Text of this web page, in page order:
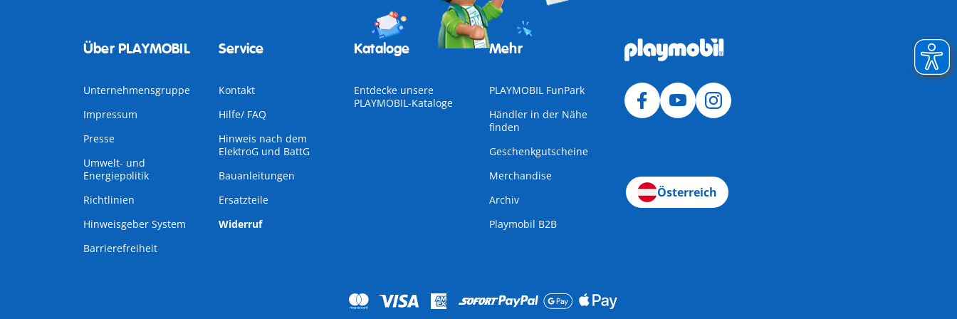
Über PLAYMOBIL
Unternehmensgruppe
Impressum
Presse
Umwelt- und
Energiepolitik
Richtlinien
Hinweisgeber System
Barrierefreiheit
Service
Kontakt
Hilfe/ FAQ
Hinweis nach dem
ElektroG und BattG
Bauanleitungen
Ersatzteile
Widerruf
Kataloge
Entdecke unsere
PLAYMOBIL-Kataloge
Mehr
PLAYMOBIL FunPark
Händler in der Nähe
finden
Geschenkgutscheine
Merchandise
Archiv
Playmobil B2B
Österreich